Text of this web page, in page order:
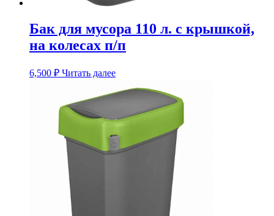
Бак для мусора 110 л. с крышкой,
на колесах п/п
6,500 ₽ Читать далее